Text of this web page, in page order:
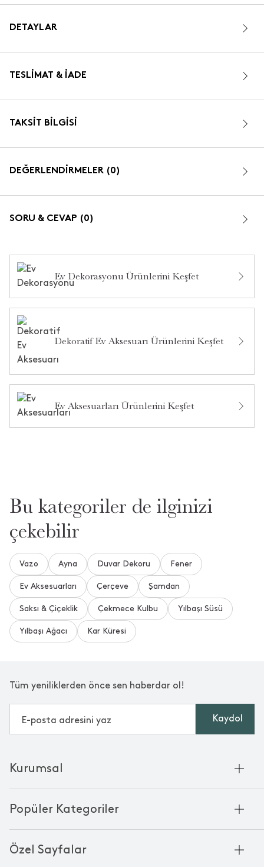
DETAYLAR
TESLIMAT & İADE
TAKSIT BILGISI
DEĞERLENDİRMELER (0)
SORU & CEVAP (0)
Bu ürün hakkında daha önce hiç soru sorulmamış.
Ürün Hakkında Soru Sor
Ev Dekorasyonu Ürünlerini Keşfet
Dekoratif Ev Aksesuarı Ürünlerini Keşfet
Ev Aksesuarları Ürünlerini Keşfet
Bu kategoriler de ilginizi
çekebilir
Vazo Ayna Duvar Dekoru Fener
Ev Aksesuarları Çerçeve Şamdan
Saksı & Çiçeklik Çekmece Kulbu Yılbaşı Süsü
Yılbaşı Ağacı Kar Küresi
Tüm yeniliklerden önce sen haberdar ol!
Kaydol
Popüler Kategoriler
Bornoz
Özel Sayfalar
Kurumsal
Kurumsal Satış
Chakra Manifesto
Mağazalarımız